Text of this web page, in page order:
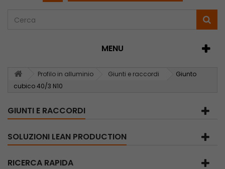
MENU
Profilo in alluminio Giunti e raccordi
Giunto
cubico 40/3 N10
GIUNTI E RACCORDI
SOLUZIONI LEAN PRODUCTION
RICERCA RAPIDA